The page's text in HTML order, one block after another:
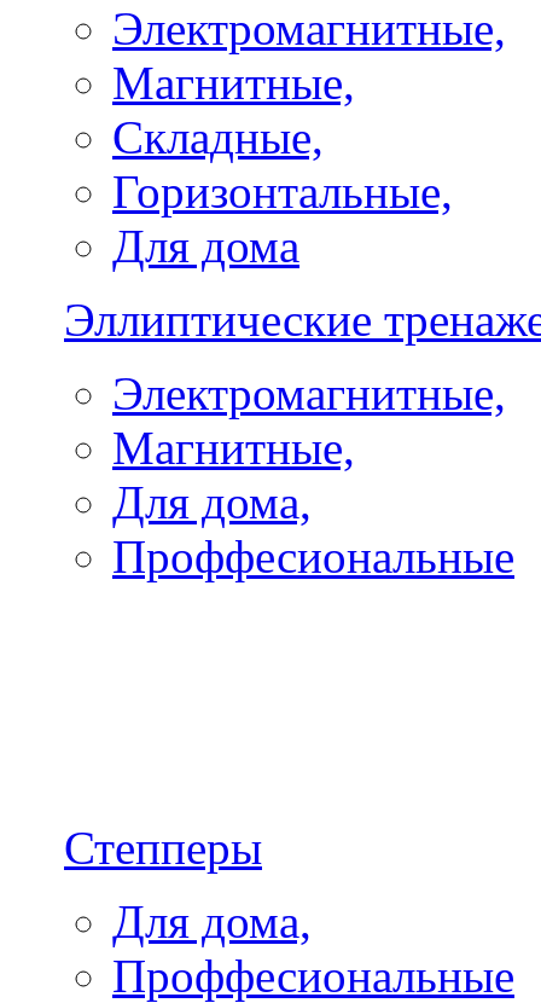
Электромагнитные,
Магнитные,
Складные,
Горизонтальные,
Для дома
Эллиптические
Электромагнитные,
Магнитные,
Для дома,
Проффесиональные
Степперы
Для дома,
Проффесиональные